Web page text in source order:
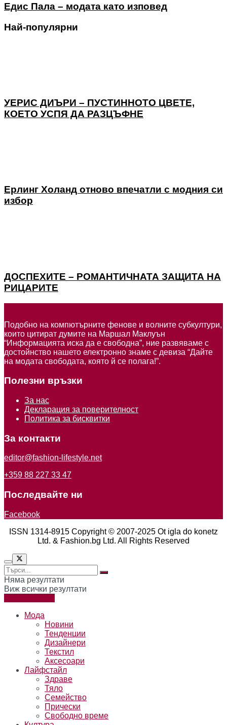
Едис Пала – модата като изповед
Най-популярни
УЕРИС ДИЪРИ – ПУСТИННОТО ЦВЕТЕ,
КОЕТО УСПЯ ДА РАЗЦЪФНЕ
Ерлинг Холанд отново впечатли с модния си
избор
ДОСПЕХИТЕ – РОМАНТИЧНАТА ЗАЩИТА НА
РИЦАРИТЕ
Подобно на компютърните фенове и волните субкултури,
които цитират думите на Маршал Маклуън
“Информацията иска да е свободна”, ние развяваме с
достойнство нашето електронно знаме с девиза “Дайте
на модата свободата, която й се полага!”.
Полезни връзки
За нас
Декларация за поверителност
Политика за бисквитки
За контакти
editor@fashion-lifestyle.net
+359 88 227 33 47
Последвайте ни
Facebook
ISSN 1314-8915 Copyright © 2007-2025 Ot igla do konetz
Ltd. & Fashion.bg Ltd. All Rights Reserved
Няма резултати
Виж всички резултати
Мода
Новини
Тенденции
Дизайнери
Текстил
Аксесоари
Лайфстайл
Здраве
Тяло
Семейство
Прически
Свободно време